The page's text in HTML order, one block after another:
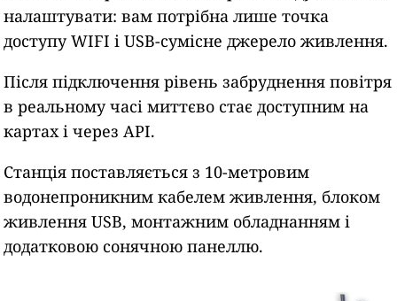
налаштувати: вам потрібна лише точка
доступу WIFI і USB-сумісне джерело живлення.
Після підключення рівень забруднення повітря
в реальному часі миттєво стає доступним на
картах і через API.
Станція поставляється з 10-метровим
водонепроникним кабелем живлення, блоком
живлення USB, монтажним обладнанням і
додатковою сонячною панеллю.